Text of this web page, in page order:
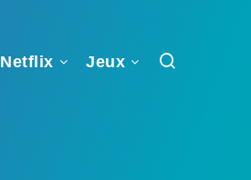
Netflix Jeux